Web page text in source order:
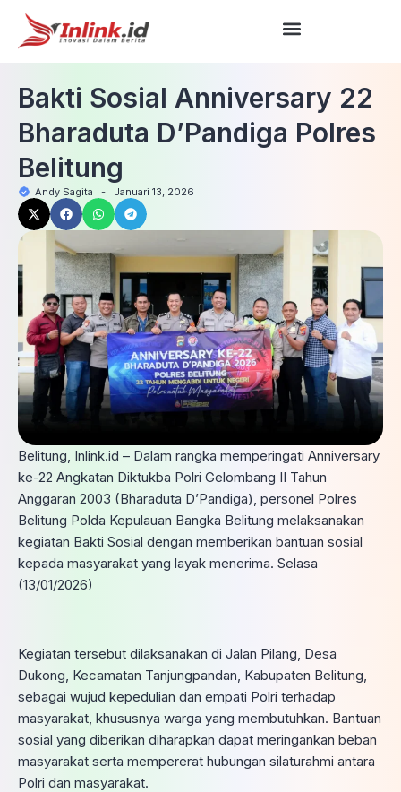
Bakti Sosial Anniversary 22
Bharaduta D’Pandiga Polres
Belitung
Andy Sagita - Januari 13, 2026
Belitung, Inlink.id – Dalam rangka memperingati Anniversary
ke-22 Angkatan Diktukba Polri Gelombang II Tahun
Anggaran 2003 (Bharaduta D’Pandiga), personel Polres
Belitung Polda Kepulauan Bangka Belitung melaksanakan
kegiatan Bakti Sosial dengan memberikan bantuan sosial
kepada masyarakat yang layak menerima. Selasa
(13/01/2026)
Kegiatan tersebut dilaksanakan di Jalan Pilang, Desa
Dukong, Kecamatan Tanjungpandan, Kabupaten Belitung,
sebagai wujud kepedulian dan empati Polri terhadap
masyarakat, khususnya warga yang membutuhkan. Bantuan
sosial yang diberikan diharapkan dapat meringankan beban
masyarakat serta mempererat hubungan silaturahmi antara
Polri dan masyarakat.